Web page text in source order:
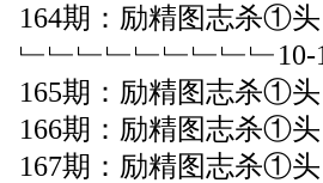
164期：励精图志杀①
165期：励精图志杀①
166期：励精图志杀①
167期：励精图志杀①